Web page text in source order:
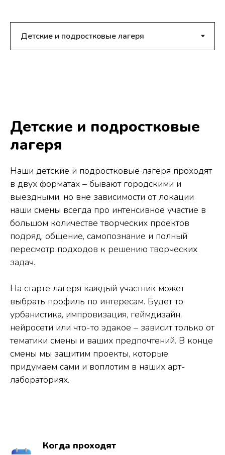
Детские и подростковые
лагеря
Наши детские и подростковые лагеря проходят
в двух форматах – бывают городскими и
выездными, но вне зависимости от локации
наши смены всегда про интенсивное участие в
большом количестве творческих проектов
подряд, общение, самопознание и полный
пересмотр подходов к решению творческих
задач.
На старте лагеря каждый участник может
выбрать профиль по интересам. Будет то
урбанистика, импровизация, геймдизайн,
нейросети или что-то эдакое – зависит только от
тематики смены и ваших предпочтений. В конце
смены мы защитим проекты, которые
придумаем сами и воплотим в наших арт-
лабораториях.
Когда проходят